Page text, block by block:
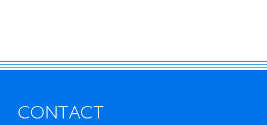
CONTACT